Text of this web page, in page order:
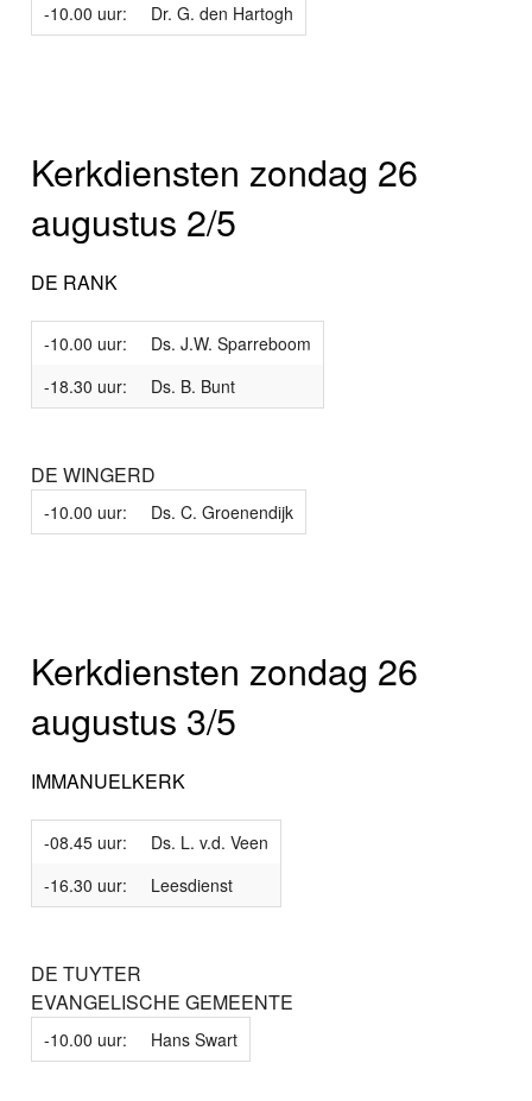
-10.00 uur: Dr. G. den Hartogh
Kerkdiensten zondag 26
augustus 2/5
DE RANK
-10.00 uur:
Ds. J.W. Sparreboom
-18.30 uur:
Ds. B. Bunt
DE WINGERD
-10.00 uur: Ds. C. Groenendijk
Kerkdiensten zondag 26
augustus 3/5
IMMANUELKERK
-08.45 uur:
Ds. L. v.d. Veen
-16.30 uur:
Leesdienst
DE TUYTER
EVANGELISCHE GEMEENTE
-10.00 uur: Hans Swart